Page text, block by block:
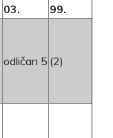
03.
99.
odličan 5 (2)